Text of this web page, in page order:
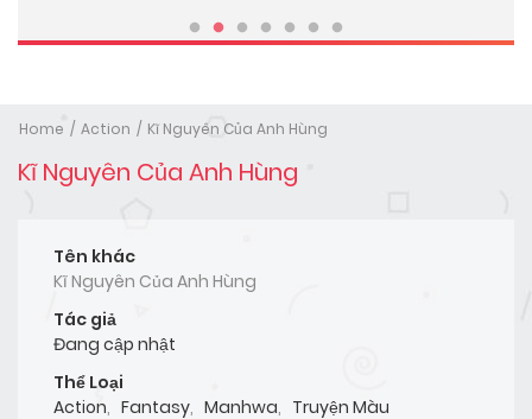
Home Action Kĩ Nguyên Của Anh Hùng
Kĩ Nguyên Của Anh Hùng
Tên khác
Kĩ Nguyên Của Anh Hùng
Tác giả
Đang cập nhật
Thể Loại
Action, Fantasy, Manhwa, Truyện Màu